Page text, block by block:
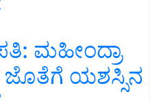
ಮಹೀಂದ್ರಾ
ಜೊತೆಗೆ ಯಶಸ್ಸಿನ